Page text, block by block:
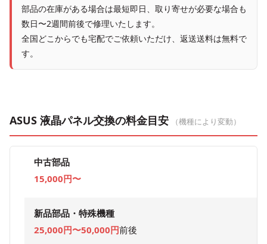
部品の在庫がある場合は最短即日、取り寄せが必要な場合も
数日〜2週間前後で修理いたします。
全国どこからでも宅配でご依頼いただけ、返送送料は無料で
す。
ASUS 液晶パネル交換の料金目安 （機種により変動）
中古部品
15,000円〜
新品部品・特殊機種
25,000円〜50,000円前後